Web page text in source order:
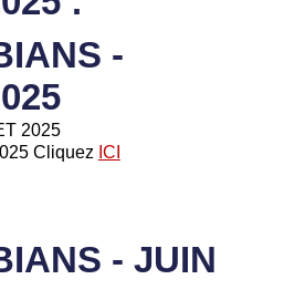
-
2025
Cliquez ICI
- JUIN